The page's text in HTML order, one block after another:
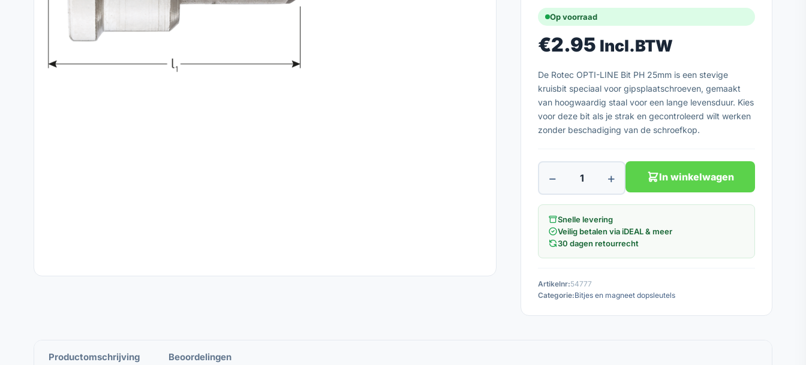
Op voorraad
€2.95 Incl.BTW
De Rotec OPTI-LINE Bit PH 25mm is een stevige
kruisbit speciaal voor gipsplaatschroeven, gemaakt
van hoogwaardig staal voor een lange levensduur. Kies
voor deze bit als je strak en gecontroleerd wilt werken
zonder beschadiging van de schroefkop.
− + In winkelwagen
Snelle levering
Veilig betalen via iDEAL & meer
30 dagen retourrecht
Artikelnr:54777
Categorie:Bitjes en magneet dopsleutels
Productomschrijving Beoordelingen